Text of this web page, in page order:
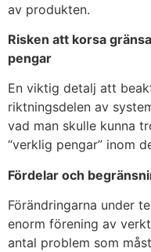
av produkten.
Risken att korsa
pengar
En viktig detalj att
riktningsdelen av
vad man skulle kunna
“verklig pengar” inom
Fördelar och
Förändringarna under
enorm förening av
antal problem som